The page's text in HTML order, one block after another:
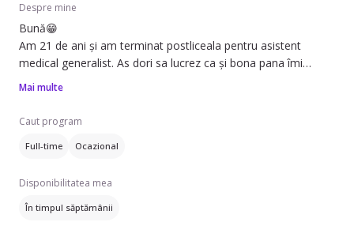
Despre mine
Bună😁
Am 21 de ani și am terminat postliceala pentru asistent
medical generalist. As dori sa lucrez ca și bona pana îmi
găsesc ceva de lucru în domeniu.
Am experienta cu cei mici, am fost bona de mai multe ori la
copilasi de diferite vârste. Sunt o fire punctuală, rabdatoare si
prietenoasa, ma imprietenesc repede cu cei mici. Pot realiza
Mai multe
Caut program
Full-time Ocazional
Disponibilitatea mea
În timpul săptămânii